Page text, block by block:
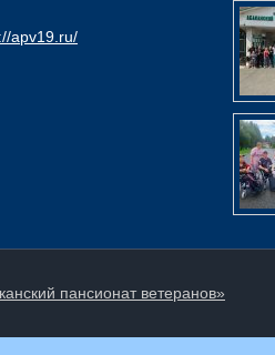
apv19.ru/
пансионат ветеранов»